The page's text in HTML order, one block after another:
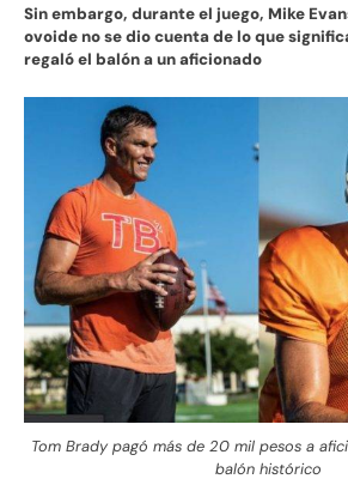
Sin embargo, durante el juego, Mike
ovoide no se dio cuenta de lo que
regaló el balón a un aficionado
Tom Brady pagó más de 20 mil pesos a
balón histórico